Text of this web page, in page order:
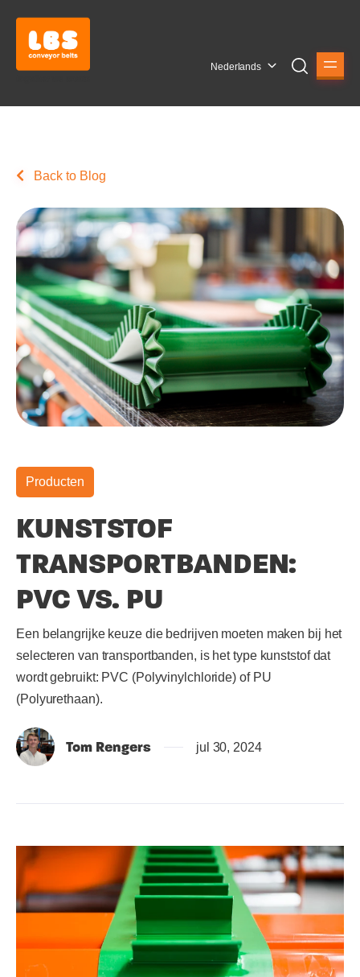
Nederlands
Back to Blog
Producten
KUNSTSTOF
TRANSPORTBANDEN:
PVC VS. PU
Een belangrijke keuze die bedrijven moeten maken bij het
selecteren van transportbanden, is het type kunststof dat
wordt gebruikt: PVC (Polyvinylchloride) of PU
(Polyurethaan).
Tom Rengers jul 30, 2024